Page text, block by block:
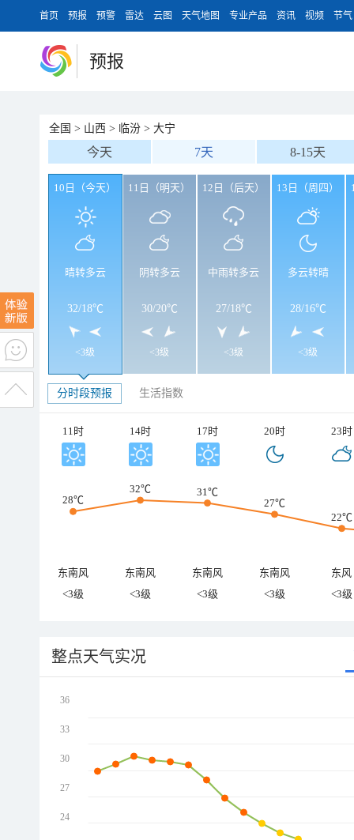
首页 预报 预警 雷达 云图 天气地图 专业产品 资讯 视频 节气
预报
全国 > 山西 > 临汾 > 大宁
今天 7天 8-15天
10日（今天）
晴转多云
32/18℃
<3级
11日（明天）
阴转多云
30/20℃
<3级
12日（后天）
中雨转多云
27/18℃
<3级
13日（周四）
多云转晴
28/16℃
<3级
分时段预报 生活指数
11时 14时 17时 20时 23时
28℃
32℃
31℃
27℃
22℃
东南风 东南风 东南风 东南风
东风
<3级
<3级 <3级 <3级 <3级
整点天气实况
36
33
30
27
24